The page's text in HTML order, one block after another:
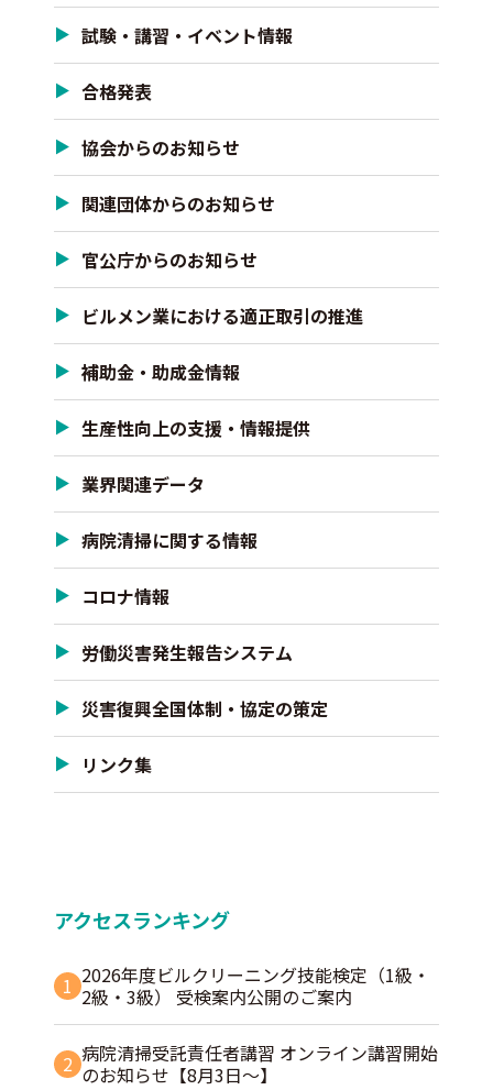
試験・講習・イベント情報
合格発表
協会からのお知らせ
関連団体からのお知らせ
官公庁からのお知らせ
ビルメン業における適正取引の推進
補助金・助成金情報
生産性向上の支援・情報提供
業界関連データ
病院清掃に関する情報
コロナ情報
労働災害発生報告システム
災害復興全国体制・協定の策定
リンク集
アクセスランキング
1 2026年度ビルクリーニング技能検定（1級・
2級・3級） 受検案内公開のご案内
2 病院清掃受託責任者講習 オンライン講習開始
のお知らせ【8月3日～】